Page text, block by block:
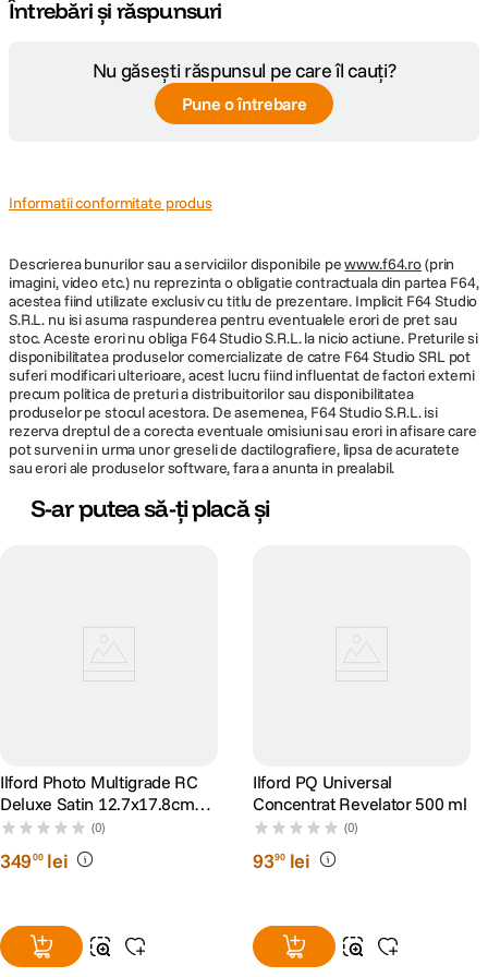
Poate fi procesat in tavi sau prin masina
Întrebări și răspunsuri
Nu găsești răspunsul pe care îl cauți?
Pune o întrebare
Informatii conformitate produs
Descrierea bunurilor sau a serviciilor disponibile pewww.f64.ro(prin
imagini, video etc.) nu reprezinta o obligatie contractuala din partea F64,
acestea fiind utilizate exclusiv cu titlu de prezentare. Implicit F64 Studio
S.R.L. nu isi asuma raspunderea pentru eventualele erori de pret sau
stoc. Aceste erori nu obliga F64 Studio S.R.L. la nicio actiune. Preturile si
disponibilitatea produselor comercializate de catre F64 Studio SRL pot
suferi modificari ulterioare, acest lucru fiind influentat de factori externi
precum politica de preturi a distribuitorilor sau disponibilitatea
produselor pe stocul acestora. De asemenea, F64 Studio S.R.L. isi
rezerva dreptul de a corecta eventuale omisiuni sau erori in afisare care
pot surveni in urma unor greseli de dactilografiere, lipsa de acuratete
sau erori ale produselor software, fara a anunta in prealabil.
S-ar putea să-ți placă și
Ilford Photo Multigrade RC
Deluxe Satin 12.7x17.8cm
Hartie Fotografica Camera
(0)
34900 lei
Ilford PQ Universal
Concentrat Revelator 500 ml
(0)
9390 lei